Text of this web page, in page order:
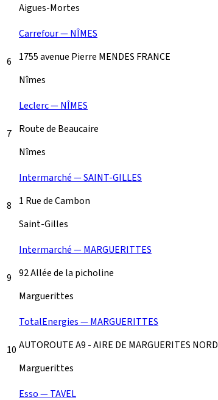
Aigues-Mortes
6
Carrefour — NÎMES
1755 avenue Pierre MENDES FRANCE
Nîmes
7
Leclerc — NÎMES
Route de Beaucaire
Nîmes
8
Intermarché — SAINT-GILLES
1 Rue de Cambon
Saint-Gilles
9
Intermarché — MARGUERITTES
92 Allée de la picholine
Marguerittes
10
TotalEnergies — MARGUERITTES
AUTOROUTE A9 - AIRE DE MARGUERITES NORD
Marguerittes
Esso — TAVEL